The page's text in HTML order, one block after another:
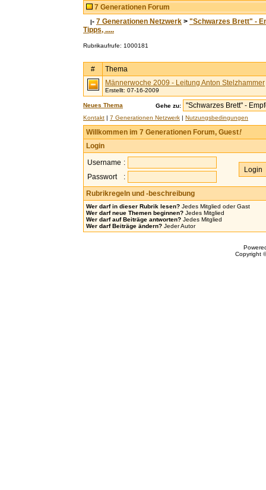
7 Generationen Forum
|- 7 Generationen Netzwerk > "Schwarzes Brett" -
Tipps, .....
Rubrikaufrufe: 1000181
#
Thema
Männerwoche 2009 - Leitung Anton Stelzhammer
Erstellt: 07-16-2009
Neues Thema
Gehe zu:
Kontakt | 7 Generationen Netzwerk | Nutzungsbedingungen
Willkommen im 7 Generationen Forum, Guest!
Login
Username :
Passwort
:
Rubrikregeln und -beschreibung
Wer darf in dieser Rubrik lesen? Jedes Mitglied oder Gast
Wer darf neue Themen beginnen? Jedes Mitglied
Wer darf auf Beiträge antworten? Jedes Mitglied
Wer darf Beiträge ändern? Jeder Autor
Copyright